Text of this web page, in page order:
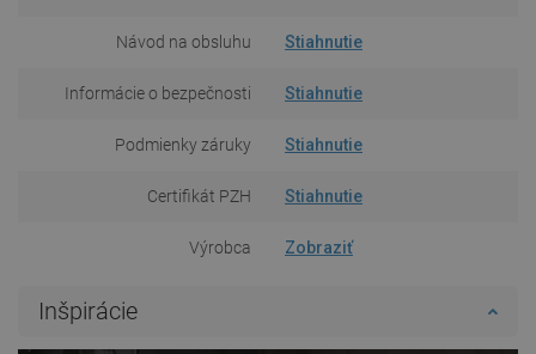
Návod na obsluhu Stiahnutie
Informácie o bezpečnosti Stiahnutie
Podmienky záruky Stiahnutie
Certifikát PZH Stiahnutie
Výrobca Zobraziť
Inšpirácie